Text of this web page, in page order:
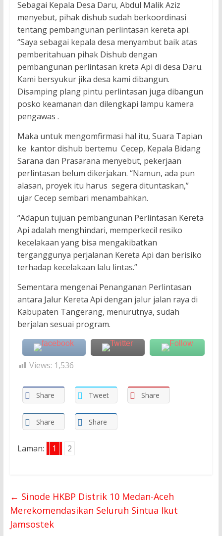
Sebagai Kepala Desa Daru, Abdul Malik Aziz
menyebut, pihak dishub sudah berkoordinasi
tentang pembangunan perlintasan kereta api.
“Saya sebagai kepala desa menyambut baik atas
pemberitahuan pihak Dishub dengan
pembangunan perlintasan kreta Api di desa Daru.
Kami bersyukur jika desa kami dibangun.
Disamping plang pintu perlintasan juga dibangun
posko keamanan dan dilengkapi lampu kamera
pengawas .
Maka untuk mengomfirmasi hal itu, Suara Tapian
ke kantor dishub bertemu Cecep, Kepala Bidang
Sarana dan Prasarana menyebut, pekerjaan
perlintasan belum dikerjakan. “Namun, ada pun
alasan, proyek itu harus segera dituntaskan,”
ujar Cecep sembari menambahkan.
“Adapun tujuan pembangunan Perlintasan Kereta
Api adalah menghindari, memperkecil resiko
kecelakaan yang bisa mengakibatkan
terganggunya perjalanan Kereta Api dan berisiko
terhadap kecelakaan lalu lintas.”
Sementara mengenai Penanganan Perlintasan
antara Jalur Kereta Api dengan jalur jalan raya di
Kabupaten Tangerang, menurutnya, sudah
berjalan sesuai program.
Views: 1,536
Share Tweet Share
Share Share
Laman: 1 2
← Sinode HKBP Distrik 10 Medan-Aceh
Merekomendasikan Seluruh Sintua Ikut
Jamsostek